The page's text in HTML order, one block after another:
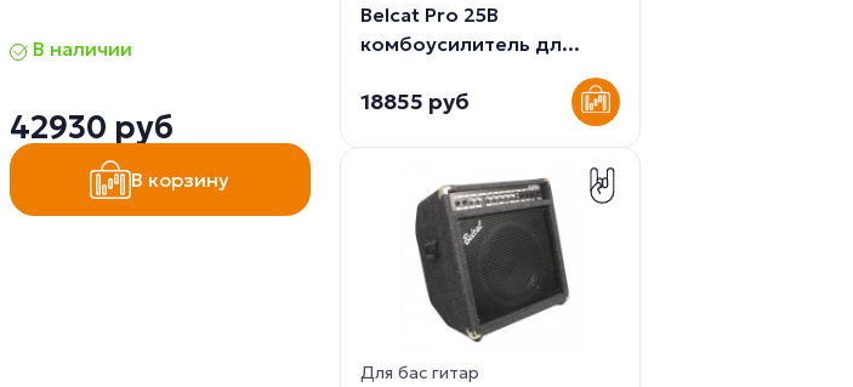
В наличии
42930 руб
В корзину
Belcat Pro 25B
комбоусилитель дл...
18855 руб
Для бас гитар